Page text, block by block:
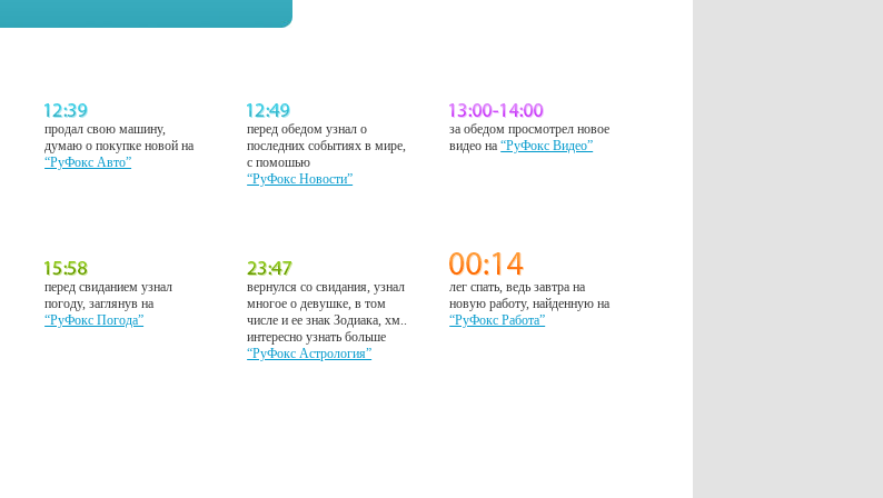
продал свою машину,
думаю о покупке новой на
“РуФокс Авто”
перед обедом узнал о
последних событиях в мире,
с помошью
“РуФокс Новости”
за обедом просмотрел новое
видео на“РуФокс Видео”
перед свиданием узнал
погоду, заглянув на
“РуФокс Погода”
вернулся со свидания, узнал
многое о девушке, в том
числе и ее знак Зодиака, хм..
интересно узнать больше
“РуФокс Астрология”
лег спать, ведь завтра на
новую работу, найденную на
“РуФокс Работа”